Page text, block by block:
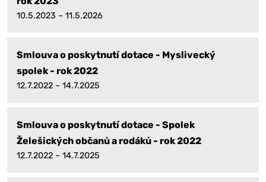
10.5.2023 – 11.5.2026
Smlouva o poskytnutí dotace - Myslivecký
spolek - rok 2022
12.7.2022 – 14.7.2025
Smlouva o poskytnutí dotace - Spolek
Želešických občanů a rodáků - rok 2022
12.7.2022 – 14.7.2025